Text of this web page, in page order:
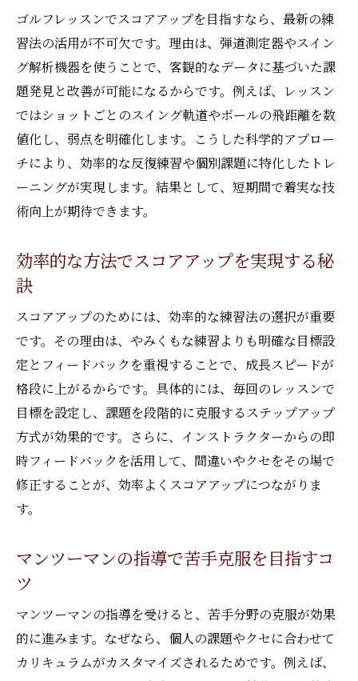
ゴルフレッスンでスコアアップを目指すなら、最新の練
習法の活用が不可欠です。理由は、弾道測定器やスイン
グ解析機器を使うことで、客観的なデータに基づいた課
題発見と改善が可能になるからです。例えば、レッスン
ではショットごとのスイング軌道やボールの飛距離を数
値化し、弱点を明確化します。こうした科学的アプロー
チにより、効率的な反復練習や個別課題に特化したトレ
ーニングが実現します。結果として、短期間で着実な技
術向上が期待できます。
効率的な方法でスコアアップを実現する秘
訣
スコアアップのためには、効率的な練習法の選択が重要
です。その理由は、やみくもな練習よりも明確な目標設
定とフィードバックを重視することで、成長スピードが
格段に上がるからです。具体的には、毎回のレッスンで
目標を設定し、課題を段階的に克服するステップアップ
方式が効果的です。さらに、インストラクターからの即
時フィードバックを活用して、間違いやクセをその場で
修正することが、効率よくスコアアップにつながりま
す。
マンツーマンの指導で苦手克服を目指すコ
ツ
マンツーマンの指導を受けると、苦手分野の克服が効果
的に進みます。なぜなら、個人の課題やクセに合わせて
カリキュラムがカスタマイズされるためです。例えば、